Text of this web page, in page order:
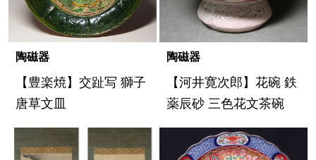
陶磁器
【豊楽焼】交趾写 獅子
唐草文皿
陶磁器
【河井寛次郎】花碗 鉄
薬辰砂 三色花文茶碗